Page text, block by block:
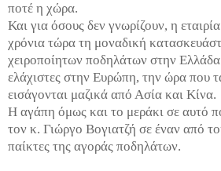
ποτέ η χώρα.
Και για όσους δεν γνωρίζουν, η
χρόνια τώρα τη μοναδική
χειροποίητων ποδηλάτων στην Ελλάδα
ελάχιστες στην Ευρώπη, την ώρα που
εισάγονται μαζικά από Ασία και Κίνα.
Η αγάπη όμως και το μεράκι σε αυτό
τον κ. Γιώργο Βογιατζή σε έναν από
παίκτες της αγοράς ποδηλάτων.